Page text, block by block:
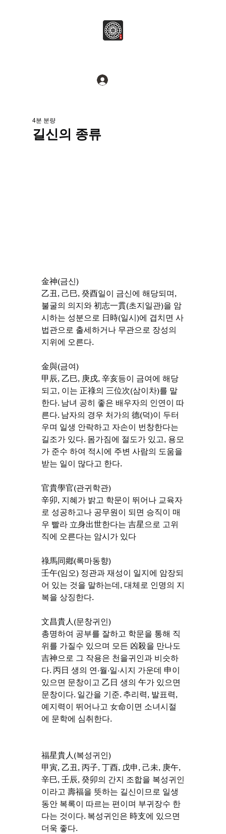
길신의 종류
4분 분량
金神(금신)
乙丑, 己巳, 癸酉일이 금신에 해당되며,
불굴의 의지와 初志一貫(초지일관)을 암
시하는 성분으로 日時(일시)에 겹치면 사
법관으로 출세하거나 무관으로 장성의
지위에 오른다.
金與(금여)
甲辰, 乙巳, 庚戌, 辛亥등이 금여에 해당
되고, 이는 正祿의 三位次(삼이차)를 말
한다. 남녀 공히 좋은 배우자의 인연이 따
른다. 남자의 경우 처가의 德(덕)이 두터
우며 일생 안락하고 자손이 번창한다는
길조가 있다. 몸가짐에 절도가 있고, 용모
가 준수 하여 적시에 주변 사람의 도움을
받는 일이 많다고 한다.
官貴學官(관귀학관)
辛卯, 지혜가 밝고 학문이 뛰어나 교육자
로 성공하고나 공무원이 되면 승직이 매
우 빨라 立身出世한다는 吉星으로 고위
직에 오른다는 암시가 있다
祿馬同鄕(록마동향)
壬午(임오) 정관과 재성이 일지에 암장되
어 있는 것을 말하는데, 대체로 인명의 지
복을 상징한다.
文昌貴人(문창귀인)
총명하여 공부를 잘하고 학문을 통해 직
위를 가질수 있으며 모든 凶殺을 만나도
吉神으로 그 작용은 천을귀인과 비슷하
다. 丙日 생의 연·월·일·시지 가운데 申이
있으면 문창이고 乙日 생의 午가 있으면
문창이다. 일간을 기준. 추리력, 발표력,
예지력이 뛰어나고 女命이면 소녀시절
에 문학에 심취한다.
福星貴人(복성귀인)
甲寅, 乙丑, 丙子, 丁酉, 戊申, 己未, 庚午,
辛巳, 壬辰, 癸卯의 간지 조합을 복성귀인
이라고 壽福을 뜻하는 길신이므로 일생
동안 복록이 따르는 편이며 부귀장수 한
다는 것이다. 복성귀인은 時支에 있으면
더욱 좋다.